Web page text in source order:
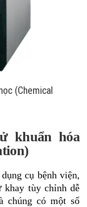
(Chemical
khuẩn hóa
cụ bệnh viện,
khay tùy chỉnh dễ
chúng có một số